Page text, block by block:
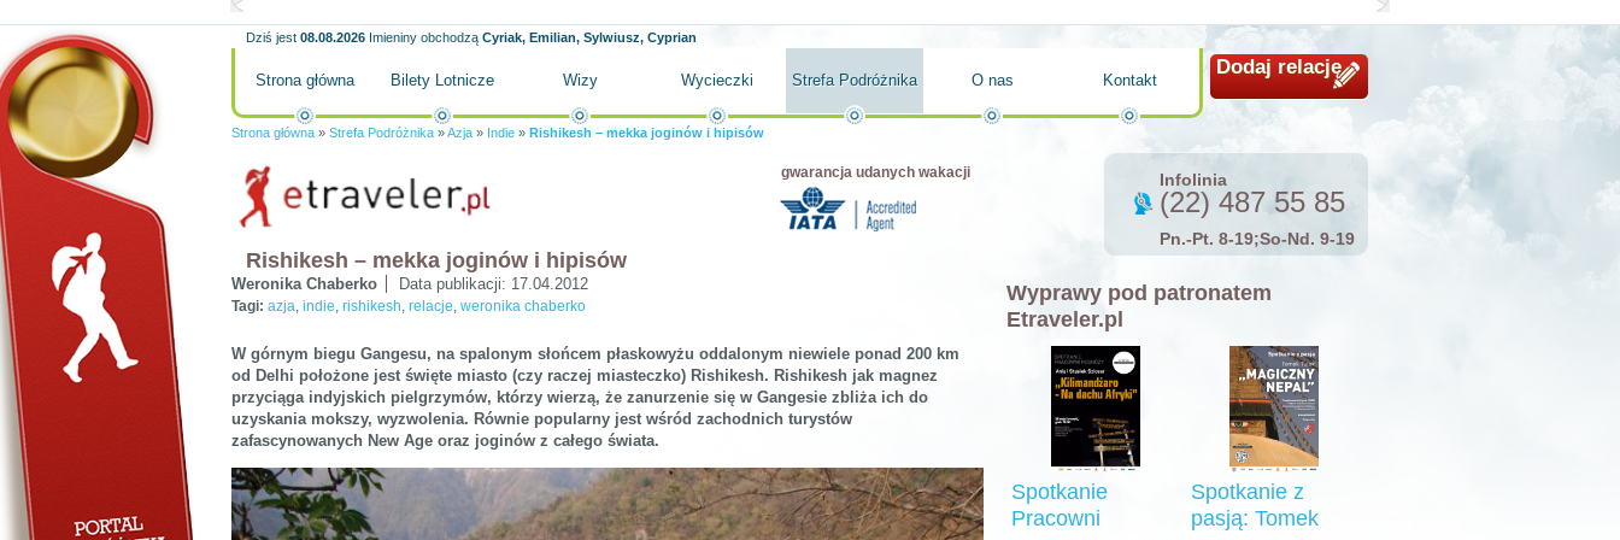
Dziś jest 08.08.2026 Imieniny obchodzą Cyriak, Emilian, Sylwiusz, Cyprian
Dodaj relację
Strona główna Bilety Lotnicze Wizy Wycieczki Strefa Podróżnika O nas Kontakt
Strona główna » Strefa Podróżnika »Azja » Indie » Rishikesh – mekka joginów i hipisów
gwarancja udanych wakacji
Rishikesh – mekka joginów i hipisów
Weronika Chaberko Data publikacji: 17.04.2012
Tagi: azja, indie, rishikesh, relacje, weronika chaberko
W górnym biegu Gangesu, na spalonym słońcem płaskowyżu oddalonym niewiele ponad 200 km
od Delhi położone jest święte miasto (czy raczej miasteczko) Rishikesh. Rishikesh jak magnez
przyciąga indyjskich pielgrzymów, którzy wierzą, że zanurzenie się w Gangesie zbliża ich do
uzyskania mokszy, wyzwolenia. Równie popularny jest wśród zachodnich turystów
zafascynowanych New Age oraz joginów z całego świata.
Infolinia
(22) 487 55 85
Pn.-Pt. 8-19;So-Nd. 9-19
Wyprawy pod patronatem
Etraveler.pl
Spotkanie
Pracowni
Spotkanie z
pasją: Tomek